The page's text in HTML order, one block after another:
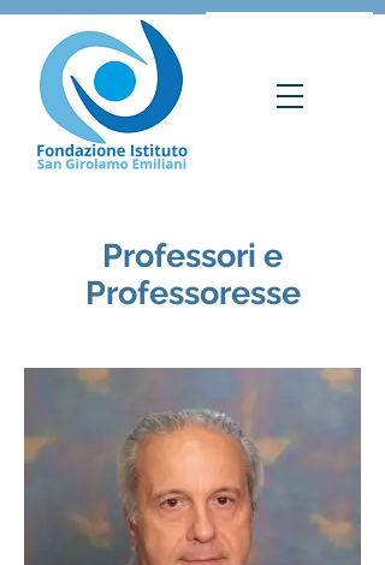
Professori e
Professoresse